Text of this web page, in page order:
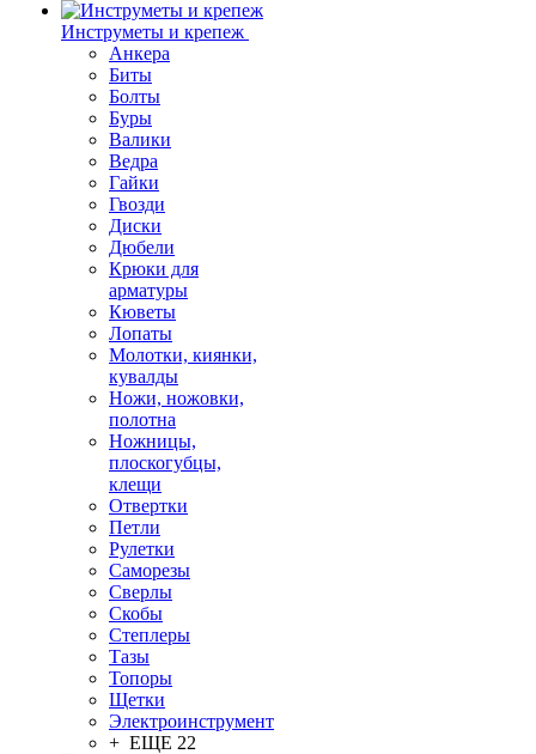
Инструметы и крепеж
Анкера
Биты
Болты
Буры
Валики
Ведра
Гайки
Гвозди
Диски
Дюбели
Крюки для
арматуры
Кюветы
Лопаты
Молотки, киянки,
кувалды
Ножи, ножовки,
полотна
Ножницы,
плоскогубцы,
клещи
Отвертки
Петли
Рулетки
Саморезы
Сверлы
Скобы
Степлеры
Тазы
Топоры
Щетки
Электроинструмент
+ ЕЩЕ 22